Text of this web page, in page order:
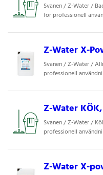
Svanen / Z-Water /
för professionell
Z-Water X-
Svanen / Z-Water /
professionell
Z-Water
Svanen / Z-Water /
professionell
Z-Water X-